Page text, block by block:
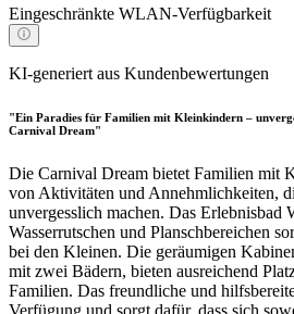
Eingeschränkte WLAN-Verfügbarkeit
KI-generiert aus Kundenbewertungen
"Ein Paradies für Familien mit Kleinkindern –
Carnival Dream"
Die Carnival Dream bietet Familien mit
von Aktivitäten und Annehmlichkeiten,
unvergesslich machen. Das Erlebnisbad
Wasserrutschen und Planschbereichen
bei den Kleinen. Die geräumigen
mit zwei Bädern, bieten ausreichend
Familien. Das freundliche und